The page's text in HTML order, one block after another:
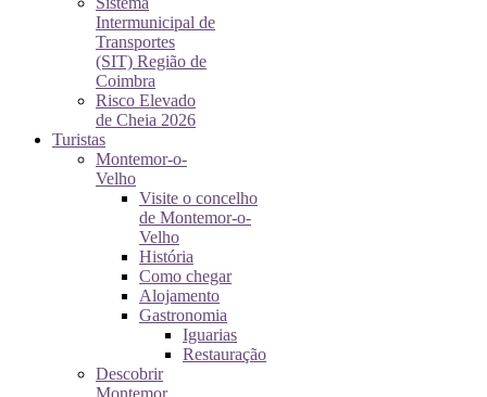
Intermunicipal de
Transportes
(SIT) Região de
Coimbra
Risco Elevado
de Cheia 2026
Turistas
Montemor-o-
Velho
Visite o concelho
de Montemor-o-
Velho
História
Como chegar
Alojamento
Gastronomia
Iguarias
Restauração
Descobrir
Montemor